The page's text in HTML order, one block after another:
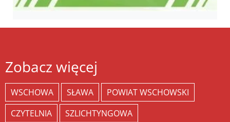
Zobacz więcej
WSCHOWA SŁAWA
POWIAT WSCHOWSKI
CZYTELNIA
SZLICHTYNGOWA